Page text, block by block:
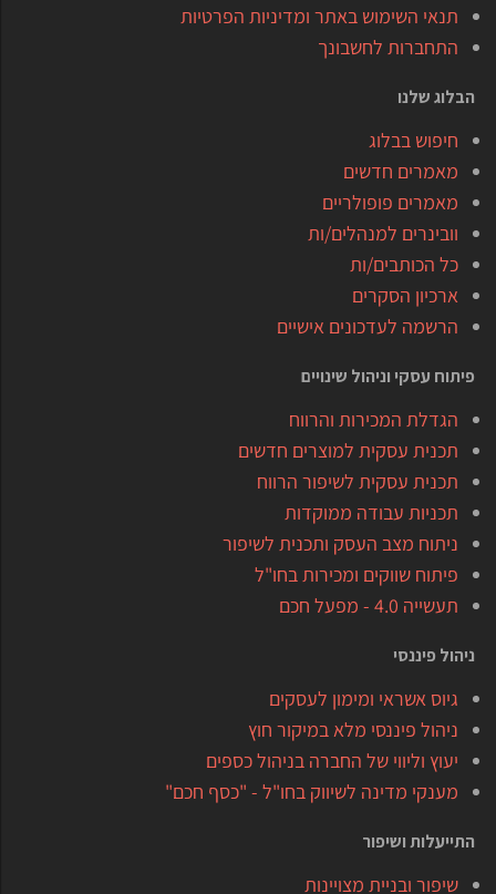
תנאי השימוש באתר ומדיניות הפרטיות
התחברות לחשבונך
הבלוג שלנו
חיפוש בבלוג
מאמרים חדשים
מאמרים פופולריים
וובינרים למנהלים/ות
כל הכותבים/ות
ארכיון הסקרים
הרשמה לעדכונים אישיים
פיתוח עסקי וניהול שינויים
הגדלת המכירות והרווח
תכנית עסקית למוצרים חדשים
תכנית עסקית לשיפור הרווח
תכניות עבודה ממוקדות
ניתוח מצב העסק ותכנית לשיפור
פיתוח שווקים ומכירות בחו"ל
תעשייה 4.0 - מפעל חכם
ניהול פיננסי
גיוס אשראי ומימון לעסקים
ניהול פיננסי מלא במיקור חוץ
יעוץ וליווי של החברה בניהול כספים
מענקי מדינה לשיווק בחו"ל - "כסף חכם"
התייעלות ושיפור
שיפור ובניית מצויינות